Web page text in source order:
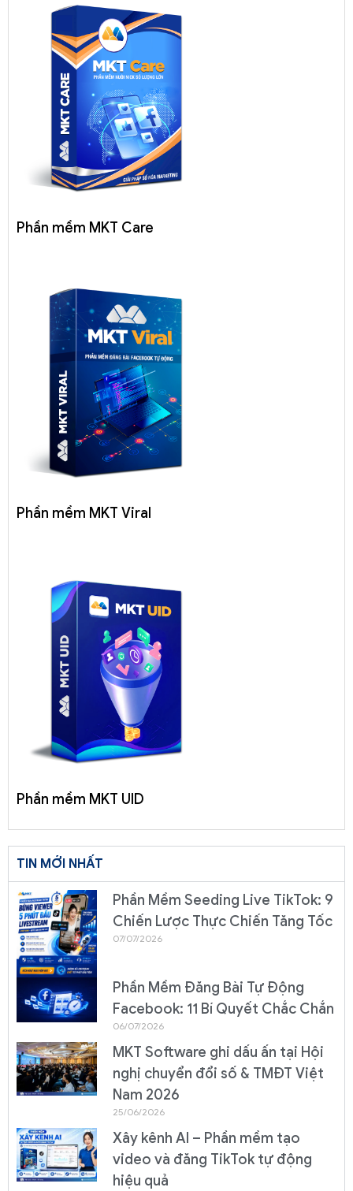
Phần mềm MKT Care
Phần mềm MKT Viral
Phần mềm MKT UID
TIN MỚI NHẤT
Phần Mềm Seeding Live TikTok: 9
Chiến Lược Thực Chiến Tăng Tốc
07/07/2026
Phần Mềm Đăng Bài Tự Động
Facebook: 11 Bí Quyết Chắc Chắn
06/07/2026
MKT Software ghi dấu ấn tại Hội
nghị chuyển đổi số & TMĐT Việt
Nam 2026
25/06/2026
Xây kênh AI – Phần mềm tạo
video và đăng TikTok tự động
hiệu quả